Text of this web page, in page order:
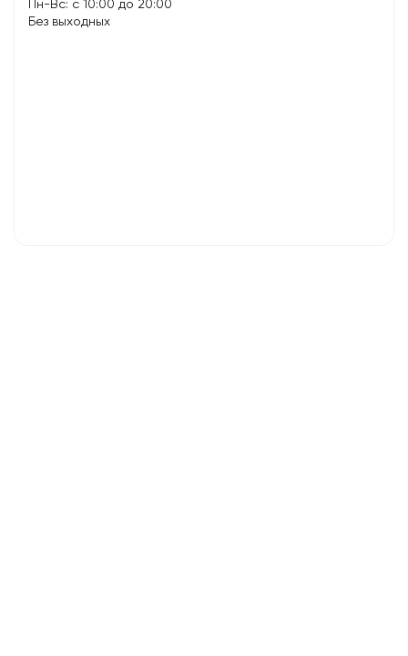
Пн-Вс: с 10:00 до 20:00
Без выходных